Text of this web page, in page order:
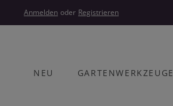
Hauptinhalt springen
Zur Hauptnavigation springen
Anmelden oder Registrieren
NEU GARTENWERKZEUGE